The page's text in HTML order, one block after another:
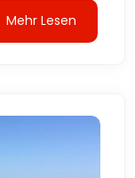
Mehr Lesen